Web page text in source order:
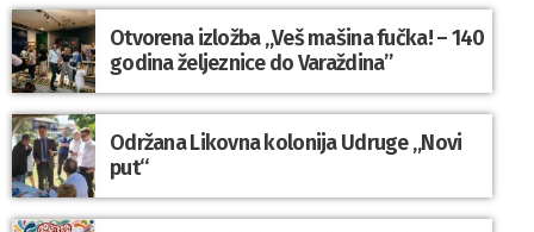
Otvorena izložba „Veš mašina fučka! – 140
godina željeznice do Varaždina”
Održana Likovna kolonija Udruge „Novi
put“